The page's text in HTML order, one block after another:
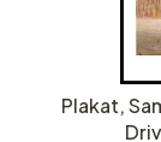
Plakat,